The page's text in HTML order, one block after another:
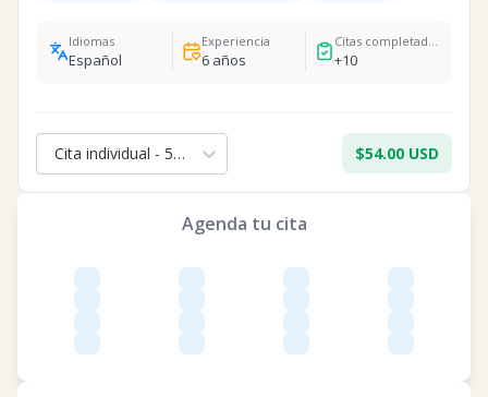
Idiomas
Español
Experiencia
6 años +10
Cita individual - 50 min. $54.00 USD
Agenda tu cita